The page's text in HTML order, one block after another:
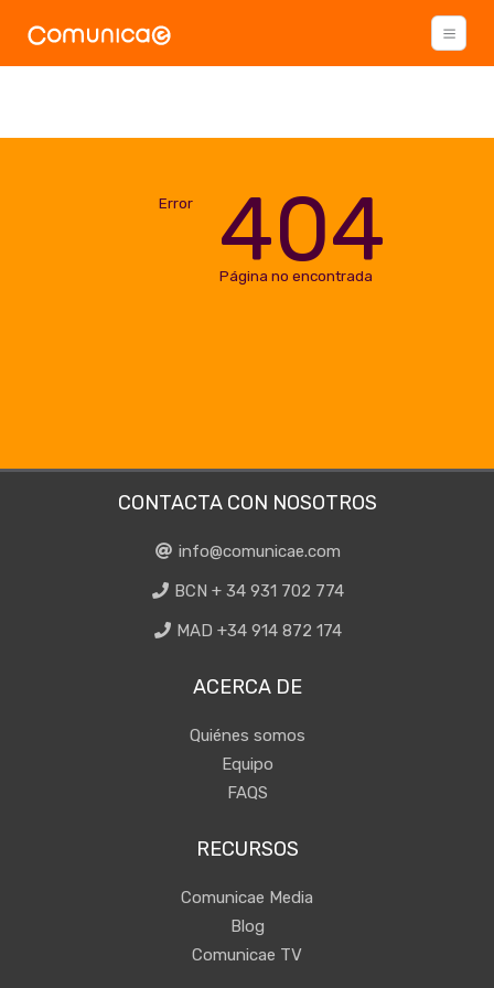
Error 404
Página no encontrada
CONTACTA CON NOSOTROS
info@comunicae.com
BCN + 34 931 702 774
MAD +34 914 872 174
ACERCA DE
Quiénes somos
Equipo
FAQS
RECURSOS
Comunicae Media
Blog
Comunicae TV